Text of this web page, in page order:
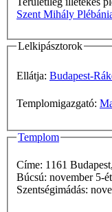
Szent Mihály
Lelkipásztorok
Ellátja: Budapest-
Templomigazgató:
Templom
Címe: 1161
Búcsú: